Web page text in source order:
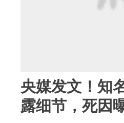
央媒发文！知
露细节，死因